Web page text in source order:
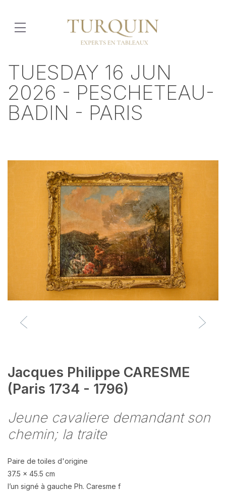
TUESDAY 16 JUN
2026 - PESCHETEAU-
BADIN - PARIS
Jacques Philippe CARESME
(Paris 1734 - 1796)
Jeune cavaliere demandant son
chemin; la traite
Paire de toiles d'origine
37.5 x 45.5 cm
l’un signé à gauche Ph. Caresme f